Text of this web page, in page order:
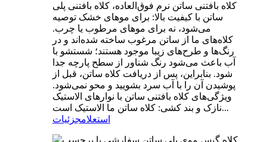
کلاه بافتنی ساتن نرم فوق‌العاده، کلاه بافتنی پلی
ساتن با کیفیت بالا: برای موهای خشک توصیه
می‌شود، نه برای موهای مرطوب یا چرب.
کلاه‌های ما از ساتن مرغوب ساخته شده‌اند و در
رنگ‌ها و طرح‌های زیبا موجود هستند؛ شستشو با
آب باعث می‌شود رنگ شناور از سطح پارچه جدا
شود. بنابراین، پس از دریافت کلاه ساتن، قبل از
پوشیدن آن را با آب سرد بشویید و محو نمی‌شود.
ویژگی‌های کلاه بافتنی ساتن با نوارهای الاستیک
نازک و بند کشی: کلاه ساتن ما الاستیک است...
استعلامجزئیات